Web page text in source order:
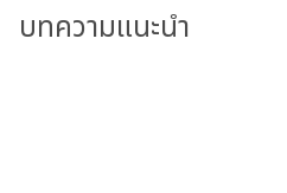
บทความแนะนำ